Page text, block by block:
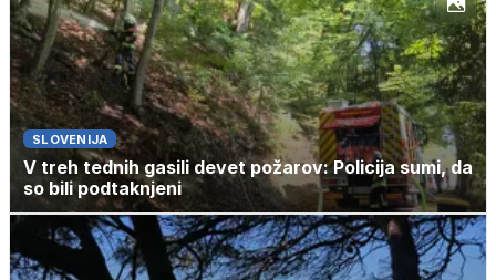
SLOVENIJA
V treh tednih gasili devet požarov: Policija sumi, da
so bili podtaknjeni